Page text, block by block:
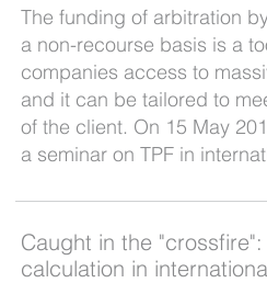
The funding of arbitration
a non-recourse basis is a
companies access to
and it can be tailored to
of the client. On 15 May
a seminar on TPF in
Caught in the
calculation in